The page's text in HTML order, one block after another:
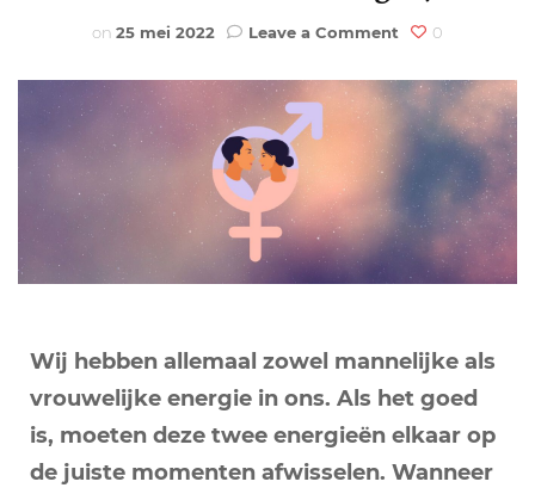
on 25 mei 2022 Leave a Comment on
over
mannelijke
vrouwelijke
energie
hoe
brengen)
0
Wij hebben allemaal zowel mannelijke als
vrouwelijke energie in ons. Als het goed
is, moeten deze twee energieën elkaar op
de juiste momenten afwisselen. Wanneer